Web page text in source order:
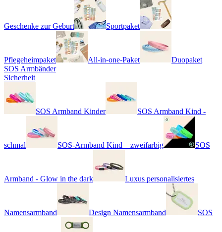
Geschenke zur Geburt Sportpaket
Pflegeheimpaket All-in-one-Paket
Duopaket
SOS Armbänder
Sicherheit
SOS Armband Kinder SOS Armband Kind -
schmal SOS-Armband Kind – zweifarbig SOS
Armband - Glow in the dark Luxus personalisiertes
Namensarmband Design Namensarmband SOS